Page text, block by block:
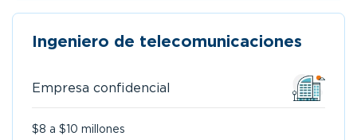
Ingeniero de telecomunicaciones
Empresa confidencial
$8 a $10 millones